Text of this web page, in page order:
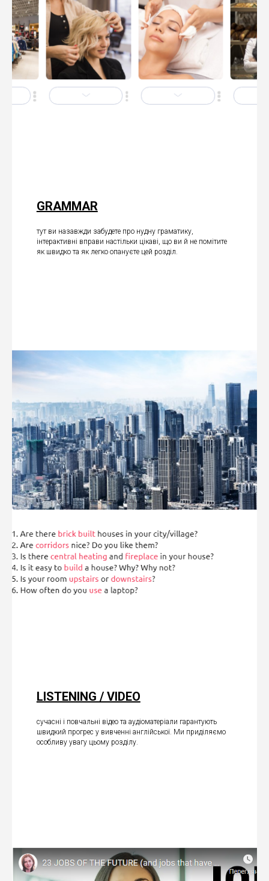
GRAMMAR
тут ви назавжди забудете про нудну граматику,
інтерактивні вправи настільки цікаві, що ви й не помітите
як швидко та як легко опануєте цей розділ.
LISTENING / VIDEO
сучасні і повчальні відео та аудіоматеріали гарантують
швидкий прогрес у вивченні англійської. Ми приділяємо
особливу увагу цьому розділу.